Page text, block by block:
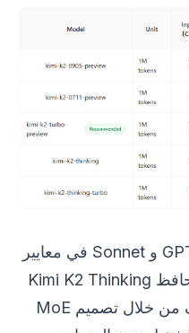
على الرغم من تفوقه على GPT-5 و Sonnet في معايير
مثل HLE و BrowseComp، يحافظ Kimi K2 Thinking
على قدرته على تحمل التكاليف من خلال تصميم MoE